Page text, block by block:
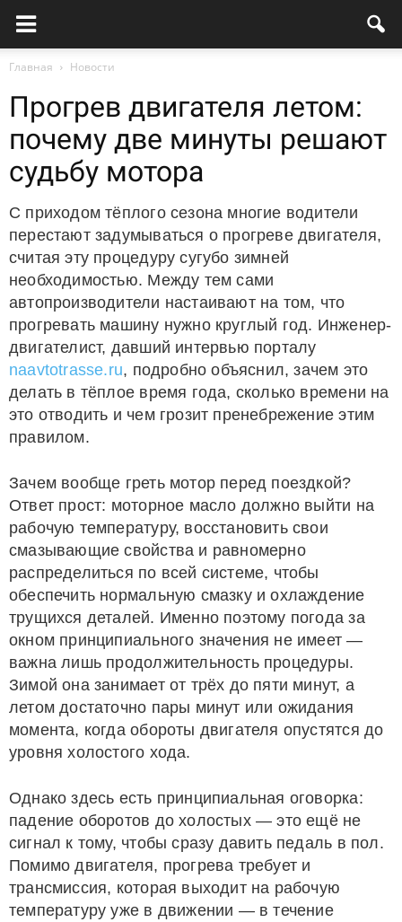
Главная Новости
Прогрев двигателя летом:
почему две минуты решают
судьбу мотора
С приходом тёплого сезона многие водители
перестают задумываться о прогреве двигателя,
считая эту процедуру сугубо зимней
необходимостью. Между тем сами
автопроизводители настаивают на том, что
прогревать машину нужно круглый год. Инженер-
двигателист, давший интервью порталу
naavtotrasse.ru, подробно объяснил, зачем это
делать в тёплое время года, сколько времени на
это отводить и чем грозит пренебрежение этим
правилом.
Зачем вообще греть мотор перед поездкой?
Ответ прост: моторное масло должно выйти на
рабочую температуру, восстановить свои
смазывающие свойства и равномерно
распределиться по всей системе, чтобы
обеспечить нормальную смазку и охлаждение
трущихся деталей. Именно поэтому погода за
окном принципиального значения не имеет —
важна лишь продолжительность процедуры.
Зимой она занимает от трёх до пяти минут, а
летом достаточно пары минут или ожидания
момента, когда обороты двигателя опустятся до
уровня холостого хода.
Однако здесь есть принципиальная оговорка:
падение оборотов до холостых — это ещё не
сигнал к тому, чтобы сразу давить педаль в пол.
Помимо двигателя, прогрева требует и
трансмиссия, которая выходит на рабочую
температуру уже в движении — в течение